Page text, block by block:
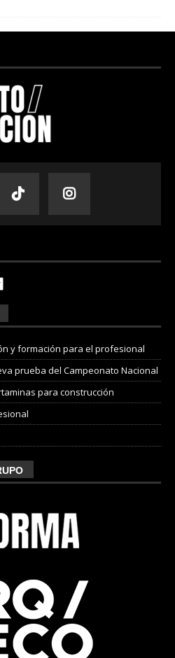
y formación para el profesional
prueba del Campeonato Nacional
para construcción